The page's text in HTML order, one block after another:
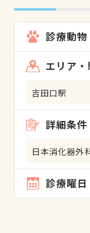
診療動物
エリア・
吉田口駅
詳細条件
日本消化器外
診療曜日